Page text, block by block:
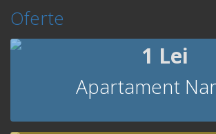
Oferte
1 Lei
Apartament